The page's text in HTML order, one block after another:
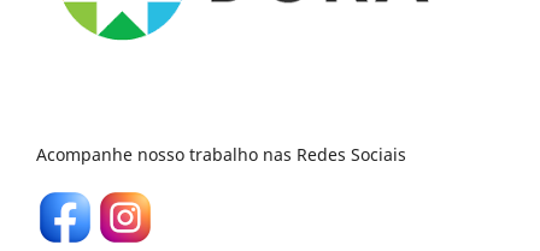
Acompanhe nosso trabalho nas Redes Sociais